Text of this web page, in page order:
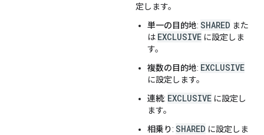
定します。
単一の目的地: SHARED また
は EXCLUSIVE に設定しま
す。
複数の目的地: EXCLUSIVE
に設定します。
連続: EXCLUSIVE に設定し
ます。
相乗り: SHARED に設定しま